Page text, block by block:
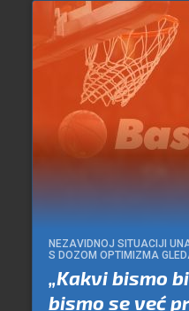
NEZAVIDNOJ SITUACIJI
S DOZOM OPTIMIZMA
„Kakvi bismo
bismo se već